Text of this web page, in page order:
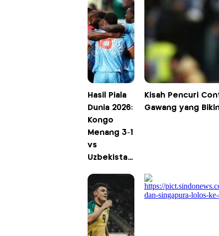
Hasil Piala
Dunia 2026:
Kongo
Menang 3-1
vs
Uzbekistan,
Tersingkir!
Kisah Pencuri
Gawang yang